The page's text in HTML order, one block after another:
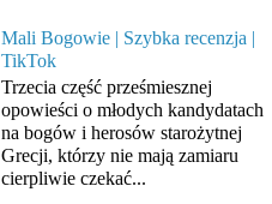
Mali Bogowie | Szybka recenzja |
TikTok
Trzecia część prześmiesznej
opowieści o młodych kandydatach
na bogów i herosów starożytnej
Grecji, którzy nie mają zamiaru
cierpliwie czekać...